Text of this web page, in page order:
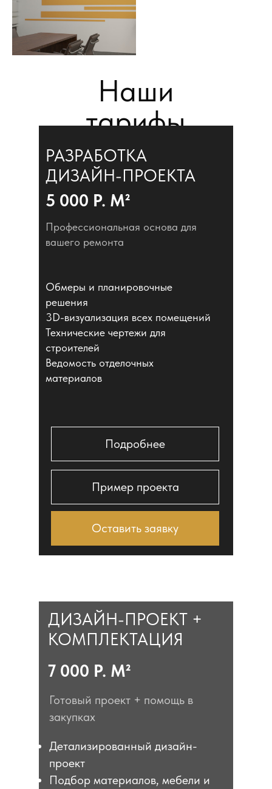
ДИЗАЙН-ПРОЕКТ +
КОМПЛЕКТАЦИЯ
7 000 Р. М²
Готовый проект + помощь в
закупках
Детализированный дизайн-
проект
Подбор материалов, мебели и
Наши
тарифы
РАЗРАБОТКА
ДИЗАЙН-ПРОЕКТА
Профессиональная основа для
вашего ремонта
Обмеры и планировочные
решения
3D-визуализация всех помещений
Технические чертежи для
строителей
Ведомость отделочных
материалов
5 000 Р. М²
Оставить заявку
Пример проекта
Подробнее